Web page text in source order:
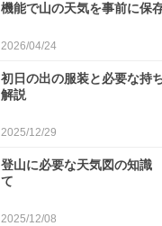
機能で山の天気を事前に保
2026/04/24
初日の出の服装と必要な
解説
2025/12/29
登山に必要な天気図の知
て
2025/12/08